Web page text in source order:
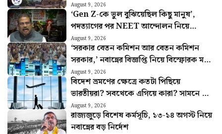
August 9, 2026
‘Gen Z-কে ভুল বুঝিয়েছিল কিছু মানুষ’,
পদত্যাগের পর NEET আন্দোলন নিয়ে
প্রথমবার মুখ খুললেন ধমেন্দ্র প্রধান
August 9, 2026
‘সরকার বেতন কমিশন আর বেতন কমিশন
সরকার,’ নবান্নের বিজ্ঞপ্তি নিয়ে বিস্ফোরক মলয়
মুখোপাধ্যায়
August 9, 2026
বিদেশ ভ্রমণের ক্ষেত্রে কতটা পিছিয়ে
ভারতীয়রা? সবথেকে এগিয়ে কারা? সামনে এল
চমকপ্রদ তথ্য
August 9, 2026
রাজ্যজুড়ে বিশেষ কর্মসূচি, ১৩-১৪ অগস্ট নিয়ে
নবান্নের বড় নির্দেশ